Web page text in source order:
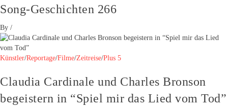
Song-Geschichten 266
By /
Künstler/Reportage/Filme/Zeitreise/Plus 5
Claudia Cardinale und Charles Bronson
begeistern in “Spiel mir das Lied vom Tod”